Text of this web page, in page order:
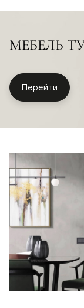
МЕБЕЛЬ
Перейти